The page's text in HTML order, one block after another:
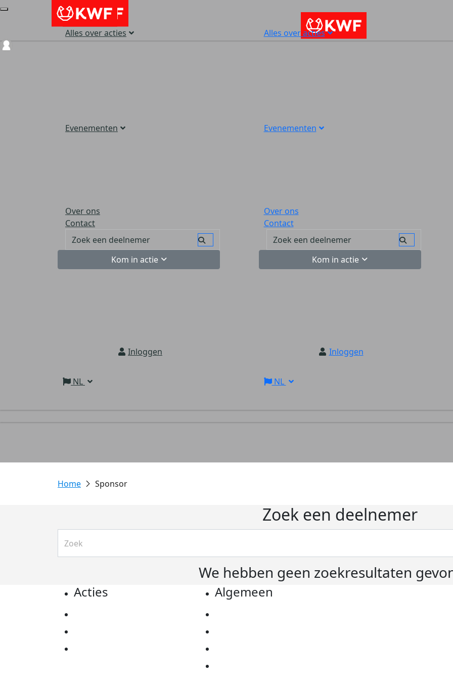
Alles over acties
Evenementen
Over ons
Contact
Kom in actie
Inloggen
NL
Alles over acties
Evenementen
Over ons
Contact
Kom in actie
Inloggen
NL
Sponsor
Zoek een deelnemer
We hebben geen zoekresultaten
Acties Algemeen